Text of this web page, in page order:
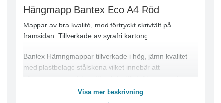
Hängmapp Bantex Eco A4 Röd
Mappar av bra kvalité, med förtryckt skrivfält på
framsidan. Tillverkade av syrafri kartong.
Bantex Hämngmappar tillverkade i hög, jämn kvalitet
med plastbelagd stålskena vilket innebär att
förtryckta skrivfält på framsidan. Syrafri kartong.
Visa mer beskrivning